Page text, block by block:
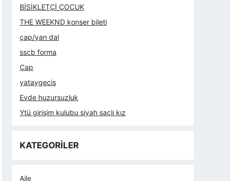
BİSİKLETÇİ ÇOCUK
THE WEEKND konser bileti
çap/yan dal
sscb forma
Çap
yataygecis
Evde huzursuzluk
Ytü girişim kulubu siyah saçlı kız
KATEGORİLER
Aile